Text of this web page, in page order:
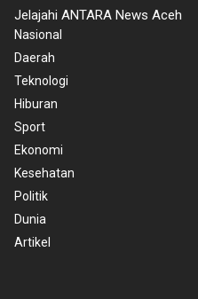
Jelajahi ANTARA News Aceh
Nasional
Daerah
Teknologi
Hiburan
Sport
Ekonomi
Kesehatan
Politik
Dunia
Artikel